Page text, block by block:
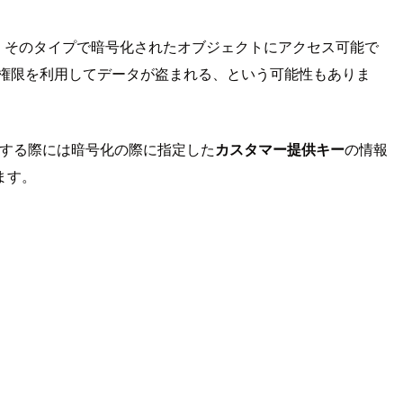
のタイプで暗号化されたオブジェクトにアクセス可能で
を利用してデータが盗まれる、という可能性もありま
る際には暗号化の際に指定したカスタマー提供キーの情報
。